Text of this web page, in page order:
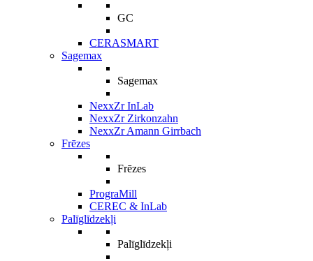
GC
CERASMART
Sagemax
Sagemax
NexxZr InLab
NexxZr Zirkonzahn
NexxZr Amann Girrbach
Frēzes
Frēzes
PrograMill
CEREC & InLab
Palīglīdzekļi
Palīglīdzekļi